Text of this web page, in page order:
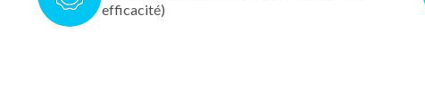
efficacité)